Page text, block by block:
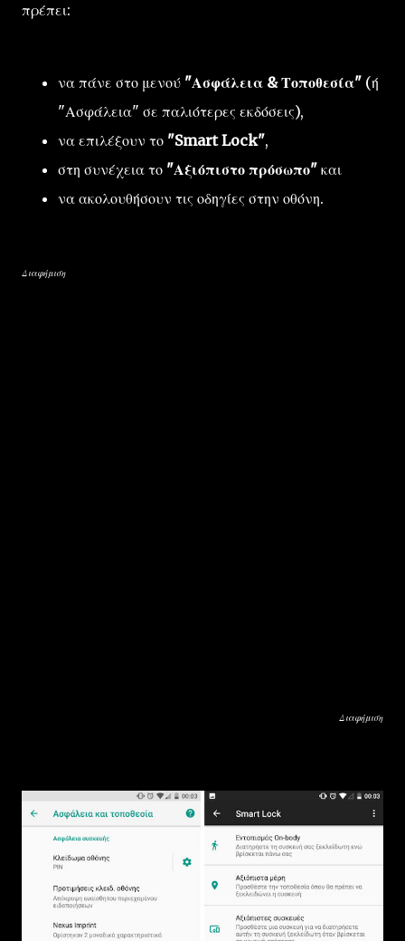
πρέπει:
να πάνε στο μενού "Ασφάλεια & Τοποθεσία" (ή
"Ασφάλεια" σε παλιότερες εκδόσεις),
να επιλέξουν το "Smart Lock",
στη συνέχεια το "Αξιόπιστο πρόσωπο" και
να ακολουθήσουν τις οδηγίες στην οθόνη.
Διαφήμιση
Διαφήμιση